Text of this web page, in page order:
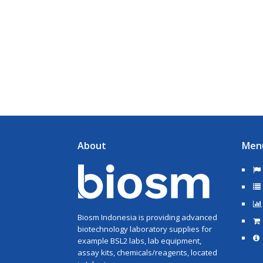
About
Biosm Indonesia is providing advanced
biotechnology laboratory supplies for
example BSL2 labs, lab equipment,
assay kits, chemicals/reagents, located